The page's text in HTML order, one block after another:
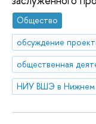
Общество
обсуждение
общественная
НИУ ВШЭ в Нижнем